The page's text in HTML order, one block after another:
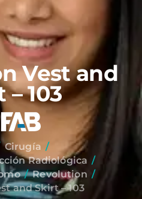
Vest and
103
Cirugía
Radiológica
Revolution
and Skirt – 103